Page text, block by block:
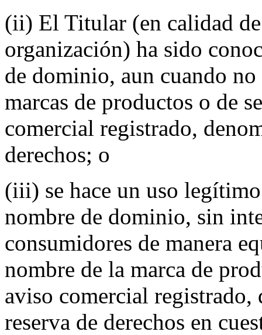
(ii) El Titular (en calidad
organización) ha sido
de dominio, aun cuando
marcas de productos o de
comercial registrado,
derechos; o
(iii) se hace un uso
nombre de dominio, sin
consumidores de manera
nombre de la marca de
aviso comercial
reserva de derechos en